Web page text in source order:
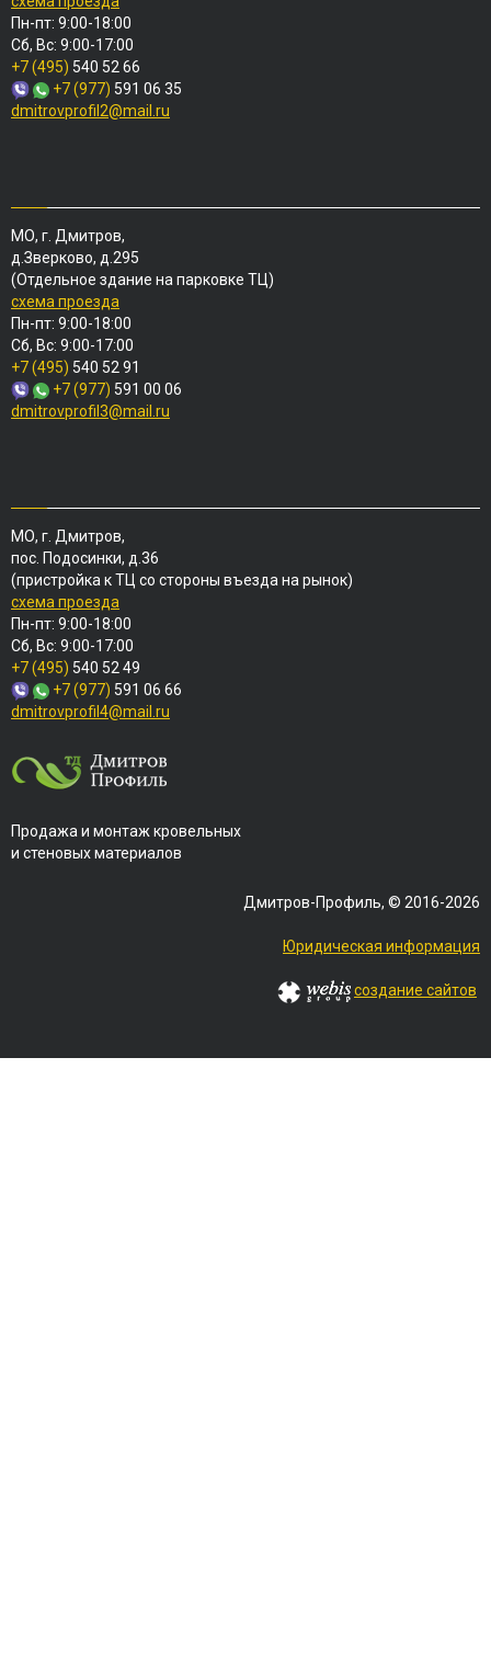
Пн-пт: 9:00-18:00
Сб, Вс: 9:00-17:00
+7 (495) 540 52 66
+7 (977) 591 06 35
dmitrovprofil2@mail.ru
МО, г. Дмитров,
д.Зверково, д.295
(Отдельное здание на парковке ТЦ)
схема проезда
Пн-пт: 9:00-18:00
Сб, Вс: 9:00-17:00
+7 (495) 540 52 91
+7 (977) 591 00 06
dmitrovprofil3@mail.ru
МО, г. Дмитров,
пос. Подосинки, д.36
(пристройка к ТЦ со стороны въезда на рынок)
схема проезда
Пн-пт: 9:00-18:00
Сб, Вс: 9:00-17:00
+7 (495) 540 52 49
+7 (977) 591 06 66
dmitrovprofil4@mail.ru
Продажа и монтаж кровельных
и стеновых материалов
Дмитров-Профиль, © 2016-2026
Юридическая информация
создание сайтов